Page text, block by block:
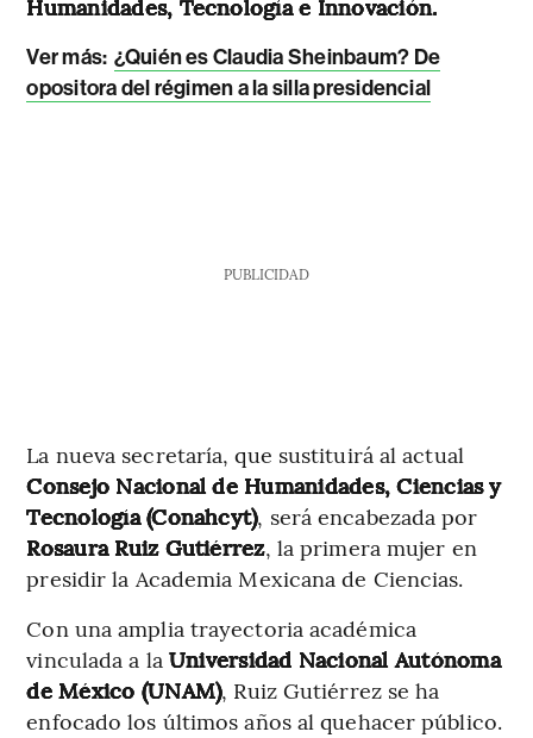
Humanidades, Tecnología e Innovación.
Ver más: ¿Quién es Claudia Sheinbaum? De
opositora del régimen a la silla presidencial
PUBLICIDAD
La nueva secretaría, que sustituirá al actual
Consejo Nacional de Humanidades, Ciencias y
Tecnología (Conahcyt), será encabezada por
Rosaura Ruiz Gutiérrez, la primera mujer en
presidir la Academia Mexicana de Ciencias.
Con una amplia trayectoria académica
vinculada a la Universidad Nacional Autónoma
de México (UNAM), Ruiz Gutiérrez se ha
enfocado los últimos años al quehacer público.